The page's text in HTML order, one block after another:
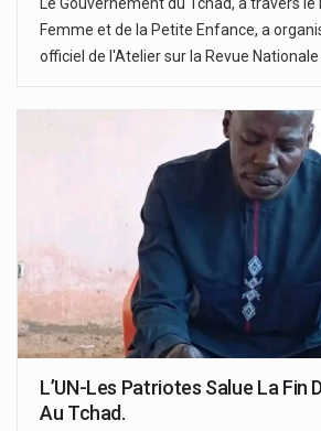
Le Gouvernement du Tchad, à travers
Femme et de la Petite Enfance, a
officiel de l'Atelier sur la Revue
L’UN-Les Patriotes Salue La Fin
Au Tchad.